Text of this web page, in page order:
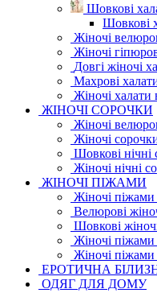
Шовкові
Шовкові
Жіночі
Жіночі
Довгі жіночі
Махрові
Жіночі халати
ЖІНОЧІ СОРОЧКИ
Жіночі
Жіночі
Шовкові нічні
Жіночі нічні
ЖІНОЧІ ПІЖАМИ
Жіночі піжами
Велюрові
Шовкові
Жіночі піжами
Жіночі піжами
ЕРОТИЧНА
ОДЯГ ДЛЯ ДОМУ